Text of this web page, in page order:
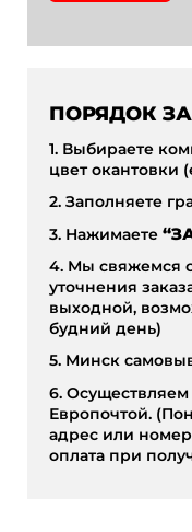
ПОРЯДОК
1. Выбираете
цвет окантовки
2. Заполняете
3. Нажимаете
4. Мы свяжемся
уточнения
выходной,
будний день)
5. Минск
6. Осуществляем
Европочтой.
адрес или
оплата при